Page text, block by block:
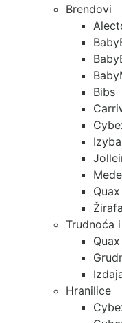
Brendovi
Bibs
Quax
Trudnoća
Hranilice